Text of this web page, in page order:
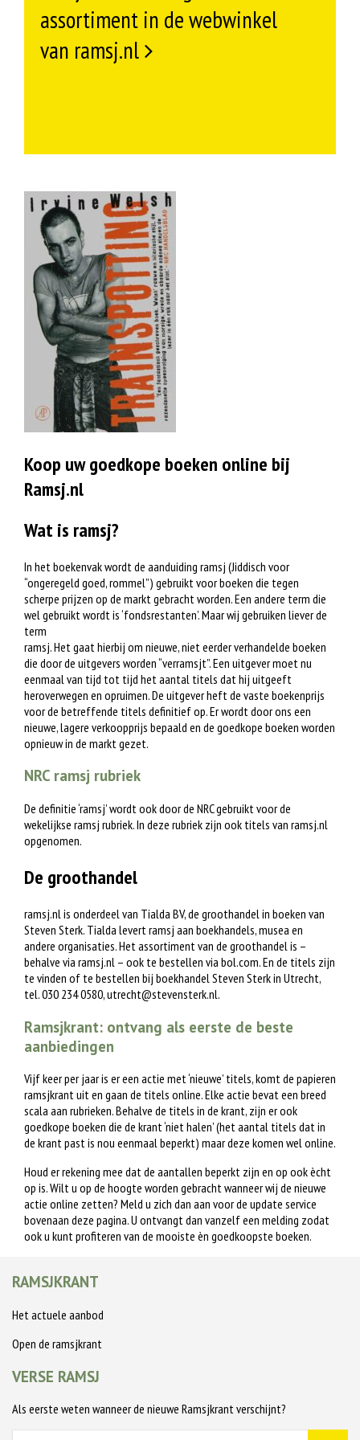
assortiment in de webwinkel
van ramsj.nl
Koop uw goedkope boeken online bij
Ramsj.nl
Wat is ramsj?
In het boekenvak wordt de aanduiding ramsj (Jiddisch voor
“ongeregeld goed, rommel”) gebruikt voor boeken die tegen
scherpe prijzen op de markt gebracht worden. Een andere term die
wel gebruikt wordt is ‘fondsrestanten’. Maar wij gebruiken liever de
term
ramsj. Het gaat hierbij om nieuwe, niet eerder verhandelde boeken
die door de uitgevers worden “verramsjt”. Een uitgever moet nu
eenmaal van tijd tot tijd het aantal titels dat hij uitgeeft
heroverwegen en opruimen. De uitgever heft de vaste boekenprijs
voor de betreffende titels definitief op. Er wordt door ons een
nieuwe, lagere verkoopprijs bepaald en de goedkope boeken worden
opnieuw in de markt gezet.
NRC ramsj rubriek
De definitie ‘ramsj’ wordt ook door de NRC gebruikt voor de
wekelijkse ramsj rubriek. In deze rubriek zijn ook titels van ramsj.nl
opgenomen.
De groothandel
ramsj.nl is onderdeel van Tialda BV, de groothandel in boeken van
Steven Sterk. Tialda levert ramsj aan boekhandels, musea en
andere organisaties. Het assortiment van de groothandel is –
behalve via ramsj.nl – ook te bestellen via bol.com. En de titels zijn
te vinden of te bestellen bij boekhandel Steven Sterk in Utrecht,
tel. 030 234 0580,utrecht@stevensterk.nl.
Ramsjkrant: ontvang als eerste de beste
aanbiedingen
Vijf keer per jaar is er een actie met ‘nieuwe’ titels, komt de papieren
ramsjkrant uit en gaan de titels online. Elke actie bevat een breed
scala aan rubrieken. Behalve de titels in de krant, zijn er ook
goedkope boeken die de krant ‘niet halen’ (het aantal titels dat in
de krant past is nou eenmaal beperkt) maar deze komen wel online.
Houd er rekening mee dat de aantallen beperkt zijn en op ook ècht
op is. Wilt u op de hoogte worden gebracht wanneer wij de nieuwe
actie online zetten? Meld u zich dan aan voor de update service
bovenaan deze pagina. U ontvangt dan vanzelf een melding zodat
ook u kunt profiteren van de mooiste èn goedkoopste boeken.
RAMSJKRANT
Het actuele aanbod
Open de ramsjkrant
VERSE RAMSJ
Als eerste weten wanneer de nieuwe Ramsjkrant verschijnt?